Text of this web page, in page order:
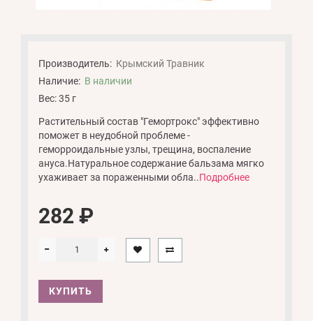
Производитель: Крымский Травник
Наличие: В наличии
Вес: 35 г
Растительный состав "Гемортрокс" эффективно
поможет в неудобной проблеме -
геморроидальные узлы, трещина, воспаление
ануса.Натуральное содержание бальзама мягко
ухаживает за пораженными обла..Подробнее
282 ₽
КУПИТЬ